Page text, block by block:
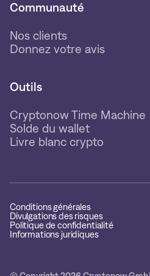
Communauté
Nos clients
Donnez votre avis
Outils
Cryptonow Time Machine
Solde du wallet
Livre blanc crypto
Conditions générales
Divulgations des risques
Politique de confidentialité
Informations juridiques